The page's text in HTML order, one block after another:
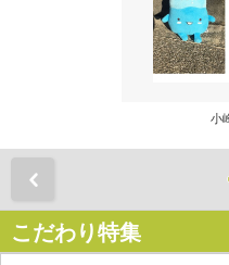
小
こだわり特集